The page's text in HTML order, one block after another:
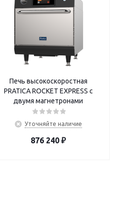
Печь высокоскоростная
PRATICA ROCKET EXPRESS с
двумя магнетронами
Уточняйте наличие
876 240 ₽